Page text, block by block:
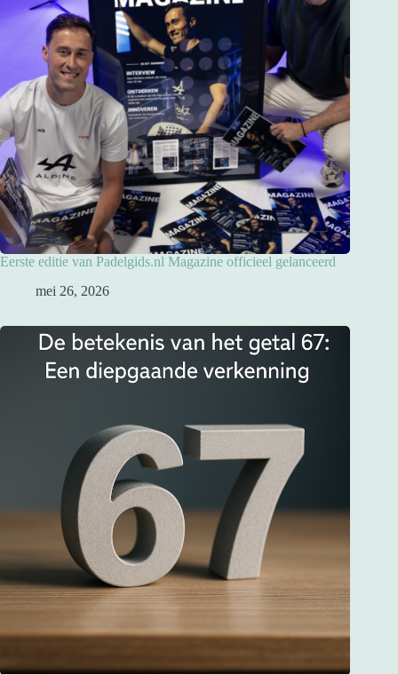
Eerste editie van Padelgids.nl Magazine officieel gelanceerd
mei 26, 2026